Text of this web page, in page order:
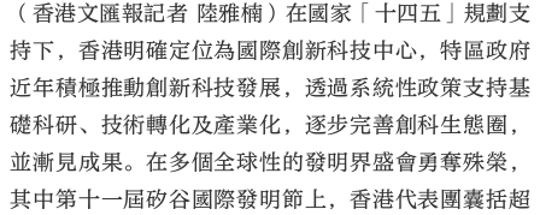
（香港文匯報記者 陸雅楠）在國家「十四五」規劃支
持下，香港明確定位為國際創新科技中心，特區政府
近年積極推動創新科技發展，透過系統性政策支持基
礎科研、技術轉化及產業化，逐步完善創科生態圈，
並漸見成果。在多個全球性的發明界盛會勇奪殊榮，
其中第十一屆矽谷國際發明節上，香港代表團囊括超